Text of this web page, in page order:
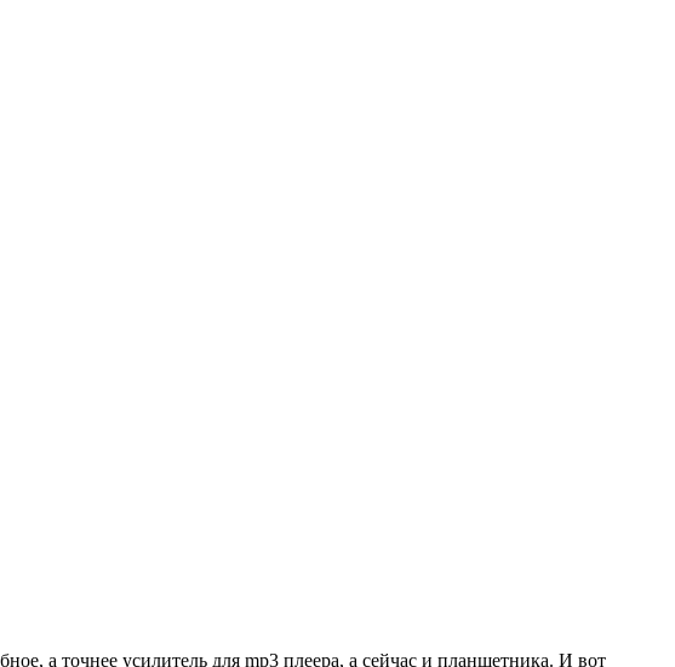
а точнее усилитель для mp3 плеера, а сейчас и планшетника. И вот